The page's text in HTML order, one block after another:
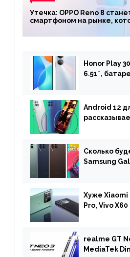
Утечка: OPPO Reno 8
смартфоном на рынке,
Honor Play
6.51″,
Android 12
Сколько
Samsung
Хуже Xiaomi
Pro, Vivo
OnePlus 10
realme GT
MediaTek